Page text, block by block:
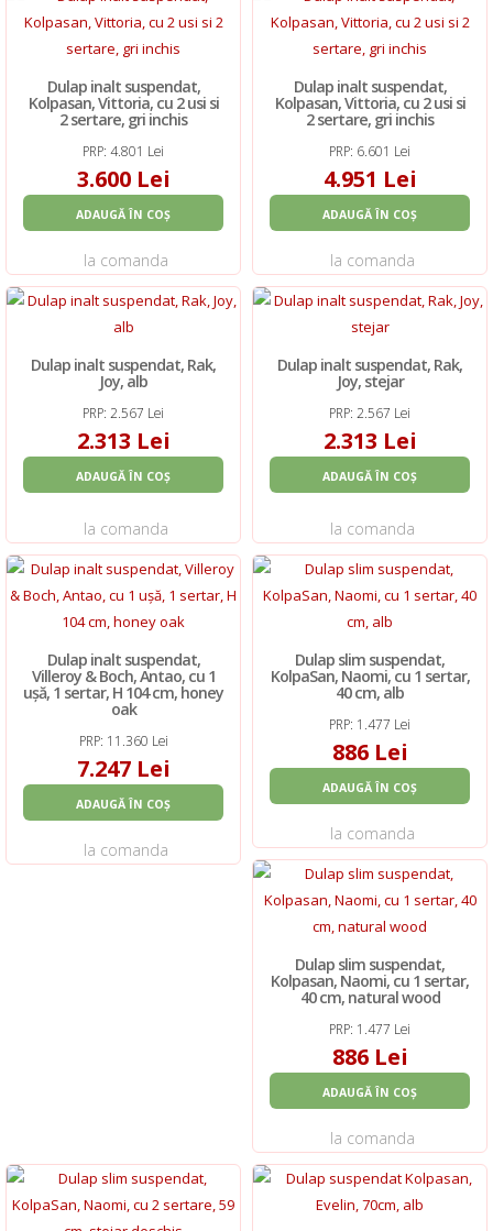
Dulap inalt suspendat,
Kolpasan, Vittoria, cu 2 usi si
2 sertare, gri inchis
PRP: 4.801 Lei
3.600 Lei
ADAUGĂ ÎN COȘ
la comanda
Dulap inalt suspendat,
Kolpasan, Vittoria, cu 2 usi si
2 sertare, gri inchis
PRP: 6.601 Lei
4.951 Lei
ADAUGĂ ÎN COȘ
la comanda
Dulap inalt suspendat, Rak,
Joy, alb
PRP: 2.567 Lei
2.313 Lei
ADAUGĂ ÎN COȘ
la comanda
Dulap inalt suspendat, Rak,
Joy, stejar
PRP: 2.567 Lei
2.313 Lei
ADAUGĂ ÎN COȘ
la comanda
Dulap inalt suspendat,
Villeroy & Boch, Antao, cu 1
ușă, 1 sertar, H 104 cm, honey
oak
PRP: 11.360 Lei
7.247 Lei
ADAUGĂ ÎN COȘ
la comanda
Dulap slim suspendat,
KolpaSan, Naomi, cu 1 sertar,
40 cm, alb
PRP: 1.477 Lei
886 Lei
ADAUGĂ ÎN COȘ
la comanda
Dulap slim suspendat,
Kolpasan, Naomi, cu 1 sertar,
40 cm, natural wood
PRP: 1.477 Lei
886 Lei
ADAUGĂ ÎN COȘ
la comanda